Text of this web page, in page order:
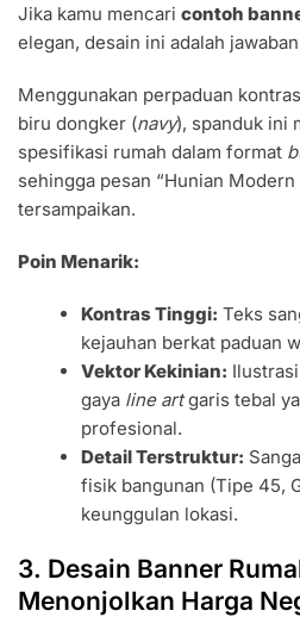
Jika kamu mencari contoh
elegan, desain ini adalah
Menggunakan perpaduan
biru dongker (navy), spanduk ini
spesifikasi rumah dalam format
sehingga pesan “Hunian
tersampaikan.
Poin Menarik:
Kontras Tinggi: Teks
kejauhan berkat paduan
Vektor Kekinian:
gaya line artgaris tebal
profesional.
Detail Terstruktur:
fisik bangunan (Tipe 45,
keunggulan lokasi.
3. Desain Banner
Menonjolkan Harga